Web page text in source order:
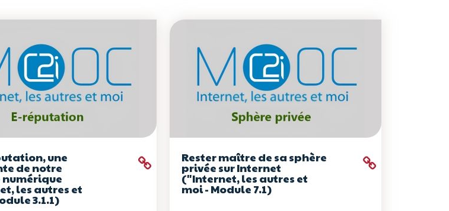
une
de notre
les autres et
3.1.1)
Rester maître de sa sphère
privée sur Internet
("Internet, les autres et
moi - Module 7.1)